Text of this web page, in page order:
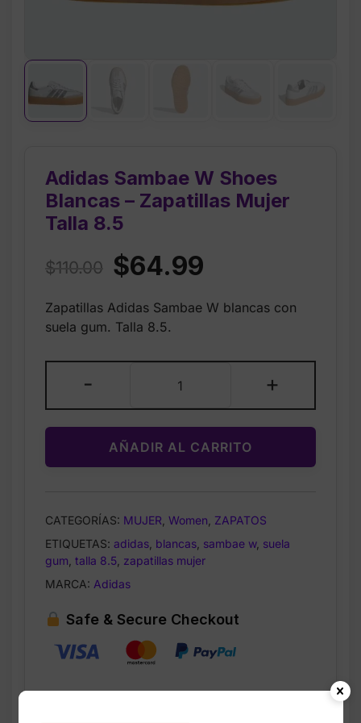
Adidas Sambae W Shoes
Blancas – Zapatillas Mujer
Talla 8.5
$110.00 Original
was:
$64.99
is:
Zapatillas Adidas Sambae W blancas con
suela gum. Talla 8.5.
-
Sambae
W
Shoes
Blancas
–
Talla
8.5
cantidad
+
AÑADIR AL CARRITO
CATEGORÍAS: MUJER Women ZAPATOS
ETIQUETAS: adidas blancas sambae w, suela
gum talla 8.5 zapatillas mujer
MARCA: Adidas
Safe & Secure Checkout